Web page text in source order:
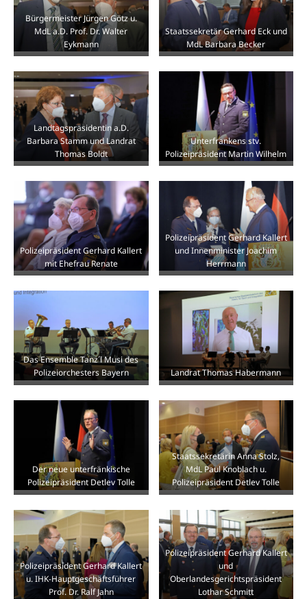
Bürgermeister Jürgen Götz u.
MdL a.D. Prof. Dr. Walter
Eykmann
Staatssekretär Gerhard Eck und
MdL Barbara Becker
Landtagspräsidentin a.D.
Barbara Stamm und Landrat
Thomas Boldt
Unterfrankens stv.
Polizeipräsident Martin Wilhelm
Polizeipräsident Gerhard Kallert
mit Ehefrau Renate
Polizeipräsident Gerhard Kallert
und Innenminister Joachim
Herrmann
Das Ensemble Tanz´l Musi des
Polizeiorchesters Bayern
Landrat Thomas Habermann
Der neue unterfränkische
Polizeipräsident Detlev Tolle
Staatssekretärin Anna Stolz,
MdL Paul Knoblach u.
Polizeipräsident Detlev Tolle
Polizeipräsident Gerhard Kallert
u. IHK-Hauptgeschäftsführer
Prof. Dr. Ralf Jahn
Polizeipräsident Gerhard Kallert
und
Oberlandesgerichtspräsident
Lothar Schmitt